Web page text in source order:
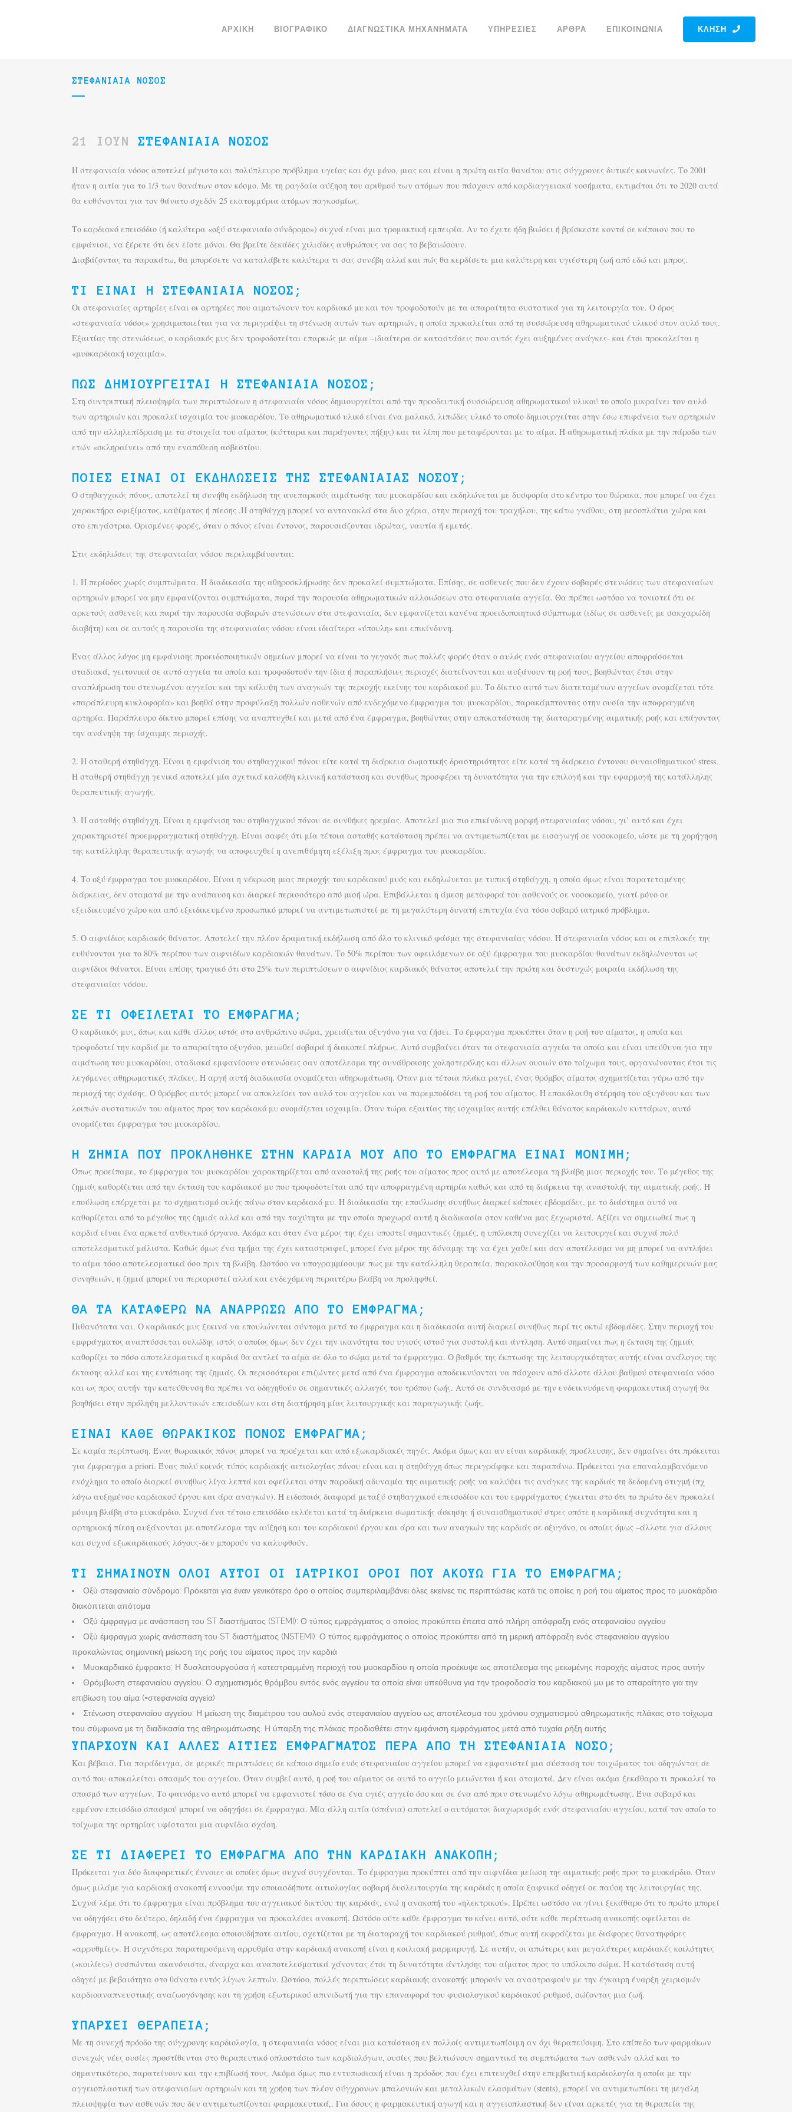
ΚΛΉΣΗ
ΑΡΧΙΚΉ ΒΙΟΓΡΑΦΙΚΌ ΔΙΑΓΝΩΣΤΙΚΆ ΜΗΧΑΝΉΜΑΤΑ ΥΠΗΡΕΣΊΕΣ ΆΡΘΡΑ ΕΠΙΚΟΙΝΩΝΊΑ
ΣΤΕΦΑΝΙΑΊΑ ΝΌΣΟΣ
21 ΙΟΎΝ ΣΤΕΦΑΝΙΑΊΑ ΝΌΣΟΣ
H στεφανιαία νόσος αποτελεί μέγιστο και πολύπλευρο πρόβλημα υγείας και όχι μόνο, μιας και είναι η πρώτη αιτία θανάτου στις σύγχρονες δυτικές κοινωνίες. Το 2001
ήταν η αιτία για το 1/3 των θανάτων στον κόσμο. Με τη ραγδαία αύξηση του αριθμού των ατόμων που πάσχουν από καρδιαγγειακά νοσήματα, εκτιμάται ότι το 2020 αυτά
θα ευθύνονται για τον θάνατο σχεδόν 25 εκατομμύρια ατόμων παγκοσμίως.
Το καρδιακό επεισόδιο (ή καλύτερα «οξύ στεφανιαίο σύνδρομο») συχνά είναι μια τρομακτική εμπειρία. Αν το έχετε ήδη βιώσει ή βρίσκεστε κοντά σε κάποιον που το
εμφάνισε, να ξέρετε ότι δεν είστε μόνοι. Θα βρείτε δεκάδες χιλιάδες ανθρώπους να σας το βεβαιώσουν.
Διαβάζοντας τα παρακάτω, θα μπορέσετε να καταλάβετε καλύτερα τι σας συνέβη αλλά και πώς θα κερδίσετε μια καλύτερη και υγιέστερη ζωή από εδώ και μπρος.
ΤΙ ΕΊΝΑΙ Η ΣΤΕΦΑΝΙΑΊΑ ΝΌΣΟΣ;
Οι στεφανιαίες αρτηρίες είναι οι αρτηρίες που αιματώνουν τον καρδιακό μυ και τον τροφοδοτούν με τα απαραίτητα συστατικά για τη λειτουργία του. Ο όρος
«στεφανιαία νόσος» χρησιμοποιείται για να περιγράψει τη στένωση αυτών των αρτηριών, η οποία προκαλείται από τη συσσώρευση αθηρωματικού υλικού στον αυλό τους.
Εξαιτίας της στενώσεως, ο καρδιακός μυς δεν τροφοδοτείται επαρκώς με αίμα –ιδιαίτερα σε καταστάσεις που αυτός έχει αυξημένες ανάγκες- και έτσι προκαλείται η
«μυοκαρδιακή ισχαιμία».
ΠΏΣ ΔΗΜΙΟΥΡΓΕΊΤΑΙ Η ΣΤΕΦΑΝΙΑΊΑ ΝΌΣΟΣ;
Στη συντριπτική πλειοψηφία των περιπτώσεων η στεφανιαία νόσος δημιουργείται από την προοδευτική συσσώρευση αθηρωματικού υλικού το οποίο μικραίνει τον αυλό
των αρτηριών και προκαλεί ισχαιμία του μυοκαρδίου. Το αθηρωματικό υλικό είναι ένα μαλακό, λιπώδες υλικό το οποίο δημιουργείται στην έσω επιφάνεια των αρτηριών
από την αλληλεπίδραση με τα στοιχεία του αίματος (κύτταρα και παράγοντες πήξης) και τα λίπη που μεταφέρονται με το αίμα. Η αθηρωματική πλάκα με την πάροδο των
ετών «σκληραίνει» από την εναπόθεση ασβεστίου.
ΠΟΙΕΣ ΕΊΝΑΙ ΟΙ ΕΚΔΗΛΏΣΕΙΣ ΤΗΣ ΣΤΕΦΑΝΙΑΊΑΣ ΝΌΣΟΥ;
Ο στηθαγχικός πόνος, αποτελεί τη συνήθη εκδήλωση της ανεπαρκούς αιμάτωσης του μυοκαρδίου και εκδηλώνεται με δυσφορία στο κέντρο του θώρακα, που μπορεί να έχει
χαρακτήρα σφιξίματος, καψίματος ή πίεσης .Η στηθάγχη μπορεί να αντανακλά στα δυο χέρια, στην περιοχή του τραχήλου, της κάτω γνάθου, στη μεσοπλάτια χώρα και
στο επιγάστριο. Ορισμένες φορές, όταν ο πόνος είναι έντονος, παρουσιάζονται ιδρώτας, ναυτία ή εμετός.
Στις εκδηλώσεις της στεφανιαίας νόσου περιλαμβάνονται:
1. Η περίοδος χωρίς συμπτώματα. Η διαδικασία της αθηροσκλήρωσης δεν προκαλεί συμπτώματα. Επίσης, σε ασθενείς που δεν έχουν σοβαρές στενώσεις των στεφανιαίων
αρτηριών μπορεί να μην εμφανίζονται συμπτώματα, παρά την παρουσία αθηρωματικών αλλοιώσεων στα στεφανιαία αγγεία. Θα πρέπει ωστόσο να τονιστεί ότι σε
αρκετούς ασθενείς και παρά την παρουσία σοβαρών στενώσεων στα στεφανιαία, δεν εμφανίζεται κανένα προειδοποιητικό σύμπτωμα (ιδίως σε ασθενείς με σακχαρώδη
διαβήτη) και σε αυτούς η παρουσία της στεφανιαίας νόσου είναι ιδιαίτερα «ύπουλη» και επικίνδυνη.
Ένας άλλος λόγος μη εμφάνισης προειδοποιητικών σημείων μπορεί να είναι το γεγονός πως πολλές φορές όταν ο αυλός ενός στεφανιαίου αγγείου αποφράσσεται
σταδιακά, γειτονικά σε αυτό αγγεία τα οποία και τροφοδοτούν την ίδια ή παραπλήσιες περιοχές διατείνονται και αυξάνουν τη ροή τους, βοηθώντας έτσι στην
αναπλήρωση του στενωμένου αγγείου και την κάλυψη των αναγκών της περιοχής εκείνης του καρδιακού μυ. Το δίκτυο αυτό των διατεταμένων αγγείων ονομάζεται τότε
«παράπλευρη κυκλοφορία» και βοηθά στην προφύλαξη πολλών ασθενών από ενδεχόμενο έμφραγμα του μυοκαρδίου, παρακάμπτοντας στην ουσία την αποφραγμένη
αρτηρία. Παράπλευρο δίκτυο μπορεί επίσης να αναπτυχθεί και μετά από ένα έμφραγμα, βοηθώντας στην αποκατάσταση της διαταραγμένης αιματικής ροής και επάγοντας
την ανάνηψη της ίσχαιμης περιοχής.
2. Η σταθερή στηθάγχη. Είναι η εμφάνιση του στηθαγχικού πόνου είτε κατά τη διάρκεια σωματικής δραστηριότητας είτε κατά τη διάρκεια έντονου συναισθηματικού stress.
Η σταθερή στηθάγχη γενικά αποτελεί μία σχετικά καλοήθη κλινική κατάσταση και συνήθως προσφέρει τη δυνατότητα για την επιλογή και την εφαρμογή της κατάλληλης
θεραπευτικής αγωγής.
3. Η ασταθής στηθάγχη. Είναι η εμφάνιση του στηθαγχικού πόνου σε συνθήκες ηρεμίας. Αποτελεί μια πιο επικίνδυνη μορφή στεφανιαίας νόσου, γι’ αυτό και έχει
χαρακτηριστεί προεμφραγματική στηθάγχη. Είναι σαφές ότι μία τέτοια ασταθής κατάσταση πρέπει να αντιμετωπίζεται με εισαγωγή σε νοσοκομείο, ώστε με τη χορήγηση
της κατάλληλης θεραπευτικής αγωγής να αποφευχθεί η ανεπιθύμητη εξέλιξη προς έμφραγμα του μυοκαρδίου.
4. Το οξύ έμφραγμα του μυοκαρδίου. Είναι η νέκρωση μιας περιοχής του καρδιακού μυός και εκδηλώνεται με τυπική στηθάγχη, η οποία όμως είναι παρατεταμένης
διάρκειας, δεν σταματά με την ανάπαυση και διαρκεί περισσότερο από μισή ώρα. Επιβάλλεται η άμεση μεταφορά του ασθενούς σε νοσοκομείο, γιατί μόνο σε
εξειδικευμένο χώρο και από εξειδικευμένο προσωπικό μπορεί να αντιμετωπιστεί με τη μεγαλύτερη δυνατή επιτυχία ένα τόσο σοβαρό ιατρικό πρόβλημα.
5. Ο αιφνίδιος καρδιακός θάνατος. Αποτελεί την πλέον δραματική εκδήλωση από όλο το κλινικό φάσμα της στεφανιαίας νόσου. Η στεφανιαία νόσος και οι επιπλοκές της
ευθύνονται για το 80% περίπου των αιφνιδίων καρδιακών θανάτων. Το 50% περίπου των οφειλόμενων σε οξύ έμφραγμα του μυοκαρδίου θανάτων εκδηλώνονται ως
αιφνίδιοι θάνατοι. Είναι επίσης τραγικό ότι στο 25% των περιπτώσεων ο αιφνίδιος καρδιακός θάνατος αποτελεί την πρώτη και δυστυχώς μοιραία εκδήλωση της
στεφανιαίας νόσου.
ΣΕ ΤΙ ΟΦΕΊΛΕΤΑΙ ΤΟ ΈΜΦΡΑΓΜΑ;
Ο καρδιακός μυς, όπως και κάθε άλλος ιστός στο ανθρώπινο σώμα, χρειάζεται οξυγόνο για να ζήσει. Το έμφραγμα προκύπτει όταν η ροή του αίματος, η οποία και
τροφοδοτεί την καρδιά με το απαραίτητο οξυγόνο, μειωθεί σοβαρά ή διακοπεί πλήρως. Αυτό συμβαίνει όταν τα στεφανιαία αγγεία τα οποία και είναι υπεύθυνα για την
αιμάτωση του μυοκαρδίου, σταδιακά εμφανίσουν στενώσεις σαν αποτέλεσμα της συνάθροισης χοληστερόλης και άλλων ουσιών στο τοίχωμα τους, οργανώνοντας έτσι τις
λεγόμενες αθηρωματικές πλάκες. Η αργή αυτή διαδικασία ονομάζεται αθηρωμάτωση. Όταν μια τέτοια πλάκα ραγεί, ένας θρόμβος αίματος σχηματίζεται γύρω από την
περιοχή της σχάσης. Ο θρόμβος αυτός μπορεί να αποκλείσει τον αυλό του αγγείου και να παρεμποδίσει τη ροή του αίματος. Η επακόλουθη στέρηση του οξυγόνου και των
λοιπών συστατικών του αίματος προς τον καρδιακό μυ ονομάζεται ισχαιμία. Όταν τώρα εξαιτίας της ισχαιμίας αυτής επέλθει θάνατος καρδιακών κυττάρων, αυτό
ονομάζεται έμφραγμα του μυοκαρδίου.
Η ΖΗΜΙΆ ΠΟΥ ΠΡΟΚΛΉΘΗΚΕ ΣΤΗΝ ΚΑΡΔΙΆ ΜΟΥ ΑΠΌ ΤΟ ΈΜΦΡΑΓΜΑ ΕΊΝΑΙ ΜΌΝΙΜΗ;
Όπως προείπαμε, το έμφραγμα του μυοκαρδίου χαρακτηρίζεται από αναστολή της ροής του αίματος προς αυτό με αποτέλεσμα τη βλάβη μιας περιοχής του. Το μέγεθος της
ζημιάς καθορίζεται από την έκταση του καρδιακού μυ που τροφοδοτείται από την αποφραγμένη αρτηρία καθώς και από τη διάρκεια της αναστολής της αιματικής ροής. Η
επούλωση επέρχεται με το σχηματισμό ουλής πάνω στον καρδιακό μυ. Η διαδικασία της επούλωσης συνήθως διαρκεί κάποιες εβδομάδες, με το διάστημα αυτό να
καθορίζεται από το μέγεθος της ζημιάς αλλά και από την ταχύτητα με την οποία προχωρά αυτή η διαδικασία στον καθένα μας ξεχωριστά. Αξίζει να σημειωθεί πως η
καρδιά είναι ένα αρκετά ανθεκτικό όργανο. Ακόμα και όταν ένα μέρος της έχει υποστεί σημαντικές ζημιές, η υπόλοιπη συνεχίζει να λειτουργεί και συχνά πολύ
αποτελεσματικά μάλιστα. Καθώς όμως ένα τμήμα της έχει καταστραφεί, μπορεί ένα μέρος της δύναμης της να έχει χαθεί και σαν αποτέλεσμα να μη μπορεί να αντλήσει
το αίμα τόσο αποτελεσματικά όσο πριν τη βλάβη. Ωστόσο να υπογραμμίσουμε πως με την κατάλληλη θεραπεία, παρακολούθηση και την προσαρμογή των καθημερινών μας
συνηθειών, η ζημιά μπορεί να περιοριστεί αλλά και ενδεχόμενη περαιτέρω βλάβη να προληφθεί.
ΘΑ ΤΑ ΚΑΤΑΦΈΡΩ ΝΑ ΑΝΑΡΡΏΣΩ ΑΠΌ ΤΟ ΈΜΦΡΑΓΜΑ;
Πιθανότατα ναι. Ο καρδιακός μυς ξεκινά να επουλώνεται σύντομα μετά το έμφραγμα και η διαδικασία αυτή διαρκεί συνήθως περί τις οκτώ εβδομάδες. Στην περιοχή του
εμφράγματος αναπτύσσεται ουλώδης ιστός ο οποίος όμως δεν έχει την ικανότητα του υγιούς ιστού για συστολή και άντληση. Αυτό σημαίνει πως η έκταση της ζημιάς
καθορίζει το πόσο αποτελεσματικά η καρδιά θα αντλεί το αίμα σε όλο το σώμα μετά το έμφραγμα. Ο βαθμός της έκπτωσης της λειτουργικότητας αυτής είναι ανάλογος της
έκτασης αλλά και της εντόπισης της ζημιάς. Οι περισσότεροι επιζώντες μετά από ένα έμφραγμα αποδεικνύονται να πάσχουν από άλλοτε άλλου βαθμού στεφανιαία νόσο
και ως προς αυτήν την κατεύθυνση θα πρέπει να οδηγηθούν σε σημαντικές αλλαγές του τρόπου ζωής. Αυτό σε συνδυασμό με την ενδεικνυόμενη φαρμακευτική αγωγή θα
βοηθήσει στην πρόληψη μελλοντικών επεισοδίων και στη διατήρηση μίας λειτουργικής και παραγωγικής ζωής.
ΕΊΝΑΙ ΚΆΘΕ ΘΩΡΑΚΙΚΌΣ ΠΌΝΟΣ ΈΜΦΡΑΓΜΑ;
Σε καμία περίπτωση. Ένας θωρακικός πόνος μπορεί να προέχεται και από εξωκαρδιακές πηγές. Ακόμα όμως και αν είναι καρδιακής προέλευσης, δεν σημαίνει ότι πρόκειται
για έμφραγμα a priori. Ένας πολύ κοινός τύπος καρδιακής αιτιολογίας πόνου είναι και η στηθάγχη όπως περιγράφηκε και παραπάνω. Πρόκειται για επαναλαμβανόμενο
ενόχλημα το οποίο διαρκεί συνήθως λίγα λεπτά και οφείλεται στην παροδική αδυναμία της αιματικής ροής να καλύψει τις ανάγκες της καρδιάς τη δεδομένη στιγμή (πχ
λόγω αυξημένου καρδιακού έργου και άρα αναγκών). Η ειδοποιός διαφορά μεταξύ στηθαγχικού επεισοδίου και του εμφράγματος έγκειται στο ότι το πρώτο δεν προκαλεί
μόνιμη βλάβη στο μυοκάρδιο. Συχνά ένα τέτοιο επεισόδιο εκλύεται κατά τη διάρκεια σωματικής άσκησης ή συναισθηματικού στρες οπότε η καρδιακή συχνότητα και η
αρτηριακή πίεση αυξάνονται με αποτέλεσμα την αύξηση και του καρδιακού έργου και άρα και των αναγκών της καρδιάς σε οξυγόνο, οι οποίες όμως –άλλοτε για άλλους
και συχνά εξωκαρδιακούς λόγους-δεν μπορούν να καλυφθούν.
ΤΙ ΣΗΜΑΊΝΟΥΝ ΌΛΟΙ ΑΥΤΟΊ ΟΙ ΙΑΤΡΙΚΟΊ ΌΡΟΙ ΠΟΥ ΑΚΟΎΩ ΓΙΑ ΤΟ ΈΜΦΡΑΓΜΑ;
Οξύ στεφανιαίο σύνδρομο: Πρόκειται για έναν γενικότερο όρο ο οποίος συμπεριλαμβάνει όλες εκείνες τις περιπτώσεις κατά τις οποίες η ροή του αίματος προς το μυοκάρδιο
διακόπτεται απότομα
Οξύ έμφραγμα με ανάσπαση του ST διαστήματος (STEMI): Ο τύπος εμφράγματος ο οποίος προκύπτει έπειτα από πλήρη απόφραξη ενός στεφανιαίου αγγείου
Οξύ έμφραγμα χωρίς ανάσπαση του ST διαστήματος (NSTEMI): Ο τύπος εμφράγματος ο οποίος προκύπτει από τη μερική απόφραξη ενός στεφανιαίου αγγείου
προκαλώντας σημαντική μείωση της ροής του αίματος προς την καρδιά
Μυοκαρδιακό έμφρακτο: Η δυσλειτουργούσα ή κατεστραμμένη περιοχή του μυοκαρδίου η οποία προέκυψε ως αποτέλεσμα της μειωμένης παροχής αίματος προς αυτήν
Θρόμβωση στεφανιαίου αγγείου: Ο σχηματισμός θρόμβου εντός ενός αγγείου τα οποία είναι υπεύθυνα για την τροφοδοσία του καρδιακού μυ με το απαραίτητο για την
επιβίωση του αίμα (=στεφανιαία αγγεία)
Στένωση στεφανιαίου αγγείου: Η μείωση της διαμέτρου του αυλού ενός στεφανιαίου αγγείου ως αποτέλεσμα του χρόνιου σχηματισμού αθηρωματικής πλάκας στο τοίχωμα
του σύμφωνα με τη διαδικασία της αθηρωμάτωσης. Η ύπαρξη της πλάκας προδιαθέτει στην εμφάνιση εμφράγματος μετά από τυχαία ρήξη αυτής
ΥΠΆΡΧΟΥΝ ΚΑΙ ΆΛΛΕΣ ΑΙΤΊΕΣ ΕΜΦΡΆΓΜΑΤΟΣ ΠΈΡΑ ΑΠΌ ΤΗ ΣΤΕΦΑΝΙΑΊΑ ΝΌΣΟ;
Και βέβαια. Για παράδειγμα, σε μερικές περιπτώσεις σε κάποιο σημείο ενός στεφανιαίου αγγείου μπορεί να εμφανιστεί μια σύσπαση του τοιχώματος του οδηγώντας σε
αυτό που αποκαλείται σπασμός του αγγείου. Όταν συμβεί αυτό, η ροή του αίματος σε αυτό το αγγείο μειώνεται ή και σταματά. Δεν είναι ακόμα ξεκάθαρο τι προκαλεί το
σπασμό των αγγείων. Το φαινόμενο αυτό μπορεί να εμφανιστεί τόσο σε ένα υγιές αγγείο όσο και σε ένα από πριν στενωμένο λόγω αθηρωμάτωσης. Ένα σοβαρό και
εμμένον επεισόδιο σπασμού μπορεί να οδηγήσει σε έμφραγμα. Μία άλλη αιτία (σπάνια) αποτελεί ο αυτόματος διαχωρισμός ενός στεφανιαίου αγγείου, κατά τον οποίο το
τοίχωμα της αρτηρίας υφίσταται μια αιφνίδια σχάση.
ΣΕ ΤΙ ΔΙΑΦΈΡΕΙ ΤΟ ΈΜΦΡΑΓΜΑ ΑΠΌ ΤΗΝ ΚΑΡΔΙΑΚΉ ΑΝΑΚΟΠΉ;
Πρόκειται για δύο διαφορετικές έννοιες οι οποίες όμως συχνά συγχέονται. Το έμφραγμα προκύπτει από την αιφνίδια μείωση της αιματικής ροής προς το μυοκάρδιο. Όταν
όμως μιλάμε για καρδιακή ανακοπή εννοούμε την οποιασδήποτε αιτιολογίας σοβαρή δυσλειτουργία της καρδιάς η οποία ξαφνικά οδηγεί σε παύση της λειτουργίας της.
Συχνά λέμε ότι το έμφραγμα είναι πρόβλημα του αγγειακού δικτύου της καρδιάς, ενώ η ανακοπή του «ηλεκτρικού». Πρέπει ωστόσο να γίνει ξεκάθαρο ότι το πρώτο μπορεί
να οδηγήσει στο δεύτερο, δηλαδή ένα έμφραγμα να προκαλέσει ανακοπή. Ωστόσο ούτε κάθε έμφραγμα το κάνει αυτό, ούτε κάθε περίπτωση ανακοπής οφείλεται σε
έμφραγμα. Η ανακοπή, ως αποτέλεσμα οποιουδήποτε αιτίου, σχετίζεται με τη διαταραχή του καρδιακού ρυθμού, όπως αυτή εκφράζεται με διάφορες θανατηφόρες
«αρρυθμίες». Η συχνότερα παρατηρούμενη αρρυθμία στην καρδιακή ανακοπή είναι η κοιλιακή μαρμαρυγή. Σε αυτήν, οι απώτερες και μεγαλύτερες καρδιακές κοιλότητες
(«κοιλίες») συσπώνται ακανόνιστα, άναρχα και αναποτελεσματικά χάνοντας έτσι τη δυνατότητα άντλησης του αίματος προς το υπόλοιπο σώμα. Η κατάσταση αυτή
οδηγεί με βεβαιότητα στο θάνατο εντός λίγων λεπτών. Ωστόσο, πολλές περιπτώσεις καρδιακής ανακοπής μπορούν να αναστραφούν με την έγκαιρη έναρξη χειρισμών
καρδιοαναπνευστικής αναζωογόνησης και τη χρήση εξωτερικού απινιδωτή για την επαναφορά του φυσιολογικού καρδιακού ρυθμού, σώζοντας μια ζωή.
ΥΠΆΡΧΕΙ ΘΕΡΑΠΕΊΑ;
Με τη συνεχή πρόοδο της σύγχρονης καρδιολογία, η στεφανιαία νόσος είναι μια κατάσταση εν πολλοίς αντιμετωπίσιμη αν όχι θεραπεύσιμη. Στο επίπεδο των φαρμάκων
συνεχώς νέες ουσίες προστίθενται στο θεραπευτικό οπλοστάσιο των καρδιολόγων, ουσίες που βελτιώνουν σημαντικά τα συμπτώματα των ασθενών αλλά και το
σημαντικότερο, παρατείνουν και την επιβίωσή τους. Ακόμα όμως πιο εντυπωσιακή είναι η πρόοδος που έχει επιτευχθεί στην επεμβατική καρδιολογία η οποία με την
αγγειοπλαστική των στεφανιαίων αρτηριών και τη χρήση των πλέον σύγχρονων μπαλονιών και μεταλλικών ελασμάτων (stents), μπορεί να αντιμετωπίσει τη μεγάλη
πλειοψηφία των ασθενών που δεν αντιμετωπίζονται φαρμακευτικά,. Για όσους η φαρμακευτική αγωγή και η αγγειοπλαστική δεν είναι αρκετές για τη θεραπεία της